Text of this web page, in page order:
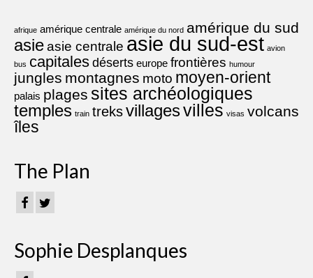
afrique amérique centrale amérique du nord amérique du sud
asieasie centrale asie du sud-est avion
bus capitales déserts europe frontières humour
jungles montagnes moto moyen-orient
palais plages sites archéologiques
temples train treksvillagesvilles visas volcans
îles
The Plan
Sophie Desplanques